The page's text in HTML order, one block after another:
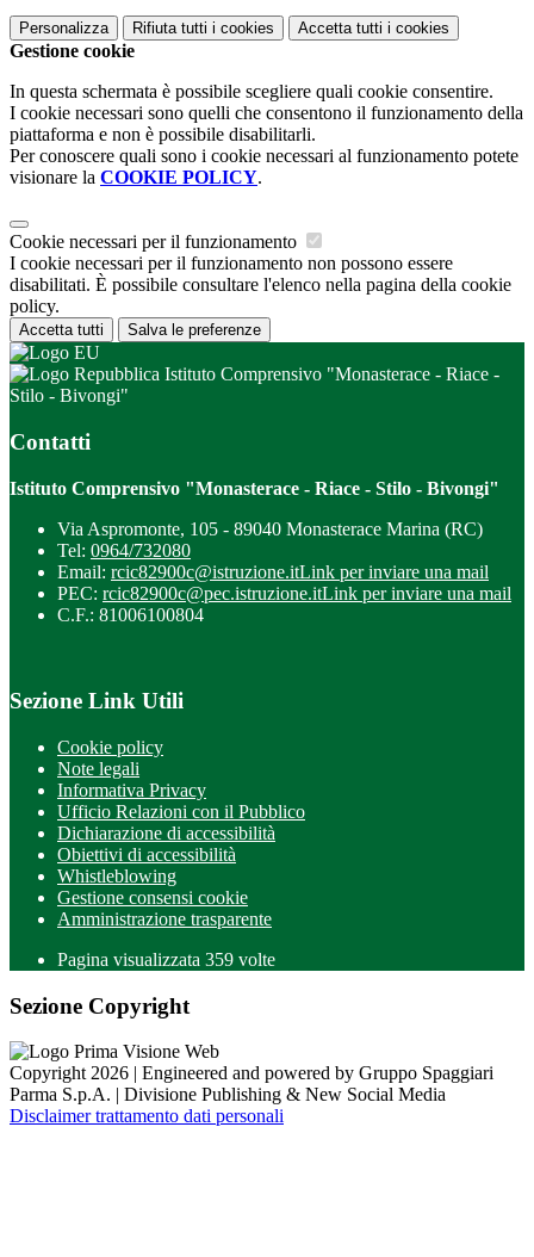
Personalizza Rifiuta tutti i cookies Accetta tutti i cookies
Gestione cookie
In questa schermata è possibile scegliere quali cookie consentire.
I cookie necessari sono quelli che consentono il funzionamento della
piattaforma e non è possibile disabilitarli.
Per conoscere quali sono i cookie necessari al funzionamento potete
visionare la COOKIE POLICY.
Cookie necessari per il funzionamento
I cookie necessari per il funzionamento non possono essere
disabilitati. È possibile consultare l'elenco nella pagina della cookie
policy.
Accetta tutti Salva le preferenze
Istituto Comprensivo "Monasterace - Riace -
Stilo - Bivongi"
Contatti
Istituto Comprensivo "Monasterace - Riace - Stilo - Bivongi"
Via Aspromonte, 105 - 89040 Monasterace Marina (RC)
Tel: 0964/732080
Email: rcic82900c@istruzione.itLink per inviare una mail
PEC: rcic82900c@pec.istruzione.itLink per inviare una mail
C.F.: 81006100804
Sezione Link Utili
Cookie policy
Note legali
Informativa Privacy
Ufficio Relazioni con il Pubblico
Dichiarazione di accessibilità
Obiettivi di accessibilità
Whistleblowing
Gestione consensi cookie
Amministrazione trasparente
Pagina visualizzata 359 volte
Sezione Copyright
Copyright 2026 | Engineered and powered by Gruppo Spaggiari
Parma S.p.A. | Divisione Publishing & New Social Media
Disclaimer trattamento dati personali